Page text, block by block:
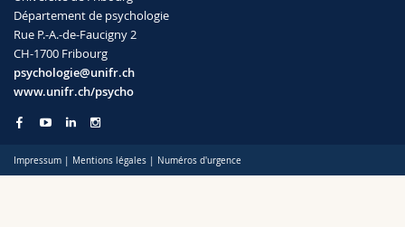
Sciences et médecine
Interfacultaire
Collaborateurs
Doctorants
Webmail
Programme des cours
Département de psychologie
Rue P.-A.-de-Faucigny 2
CH-1700 Fribourg
psychologie@unifr.ch
www.unifr.ch/psycho
Impressum | Mentions légales | Numéros d'urgence